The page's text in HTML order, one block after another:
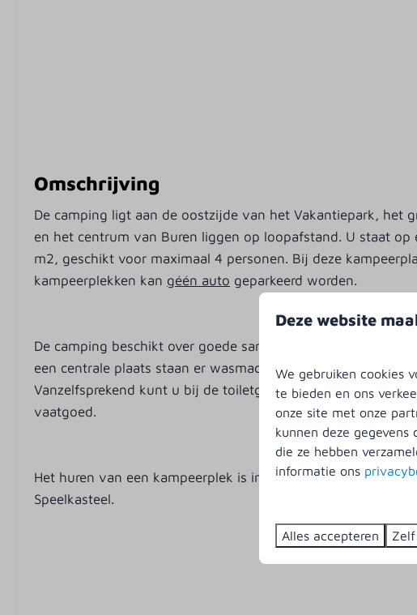
Omschrijving
De camping ligt aan de oostzijde van het Vakantiepark, het
en het centrum van Buren liggen op loopafstand. U staat
m2, geschikt voor maximaal 4 personen. Bij deze
kampeerplekken kan géén auto geparkeerd worden.
De camping beschikt over goede sanitaire voorzieningen. U
een centrale plaats staan er wasmachines en drogers, deze
Vanzelfsprekend kunt u bij de toiletgebouwen terecht voor
vaatgoed.
Het huren van een kampeerplek is inclusief toegang tot ons
Speelkasteel.
Deze website
We gebruiken cookies
te bieden en ons
onze site met onze
kunnen deze
die ze hebben
informatie ons
Alles accepteren